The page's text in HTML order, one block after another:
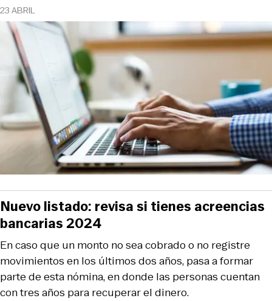
23 ABRIL
En caso que un monto no sea cobrado o no registre
movimientos en los últimos dos años, pasa a formar
parte de esta nómina, en donde las personas cuentan
con tres años para recuperar el dinero.
Nuevo listado: revisa si tienes acreencias
bancarias 2024